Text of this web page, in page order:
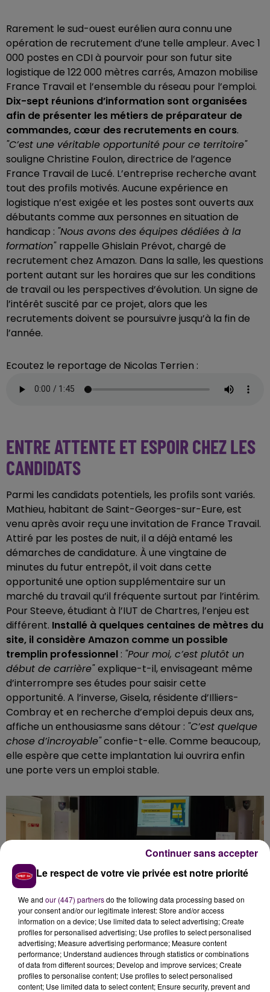
Rarement le sud-ouest eurélien aura connu une
opération de recrutement d’une telle ampleur. Avec 1
000 postes en CDI à pourvoir pour son futur site
logistique de 122 000 mètres carrés, Amazon mobilise
France Travail et l’ensemble du réseau pour l’emploi.
Dix-sept réunions d’information sont organisées
afin de présenter les métiers de préparateur de
commandes, cœur des recrutements en cours.
"C’est une véritable opportunité pour ce territoire"
souligne Christine Foulon, directrice de l’agence
France Travail de Lucé. L’entreprise recherche avant
tout des profils motivés. Aucune expérience en
logistique n’est exigée et les postes sont ouverts aux
débutants comme aux personnes en situation de
handicap : "Nous avons des équipes dédiées à la
formation" rappelle Ghislain Prévot, chargé de
recrutement chez Amazon. Dans la salle, les questions
portent autant sur les horaires que sur les conditions
de travail ou les perspectives d’évolution. Un signe de
l’intérêt suscité par ce projet, alors que les
recrutements doivent se poursuivre jusqu’à la fin de
l’année.
Ecoutez le reportage de Nicolas Terrien :
ENTRE ATTENTE ET ESPOIR CHEZ LES
CANDIDATS
Parmi les candidats potentiels, les profils sont variés.
Mathieu, habitant de Saint-Georges-sur-Eure, est
venu après avoir reçu une invitation de France Travail.
Attiré par les postes de nuit, il a déjà entamé les
démarches de candidature. À une vingtaine de
minutes du futur entrepôt, il voit dans cette
opportunité une option supplémentaire sur un
marché du travail qu’il fréquente surtout par l’intérim.
Pour Steeve, étudiant à l’IUT de Chartres, l’enjeu est
différent. Installé à quelques centaines de mètres du
site, il considère Amazon comme un possible
tremplin professionnel : "Pour moi, c’est plutôt un
début de carrière"explique-t-il, envisageant même
d’interrompre ses études pour saisir cette
opportunité. A l’inverse, Gisela, résidente d’Illiers-
Combray et en recherche d’emploi depuis deux ans,
affiche un enthousiasme sans détour : "C’est quelque
chose d’incroyable"confie-t-elle. Comme beaucoup,
elle espère que cette implantation lui ouvrira enfin
une porte vers un emploi stable.
UN ENTREPÔT ULTRA ROBOTISÉ, MAIS
CRÉATEUR D’EMPLOIS
Le respect de votre vie privée est notre priorité
We and our (447) partnersdo the following data processing based on
your consent and/or our legitimate interest: Store and/or access
information on a device; Use limited data to select advertising; Create
profiles for personalised advertising; Use profiles to select personalised
advertising; Measure advertising performance; Measure content
performance; Understand audiences through statistics or combinations
of data from different sources; Develop and improve services; Create
profiles to personalise content; Use profiles to select personalised
content; Use limited data to select content; Ensure security, prevent and
Continuer sans accepter